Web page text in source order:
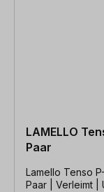
LAMELLO
Paar
Lamello Tenso
Paar |